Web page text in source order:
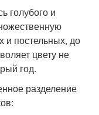
голубого и
и постельных, до
цвету не
год.
разделение